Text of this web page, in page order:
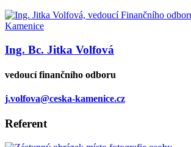
Ing. Bc. Jitka Volfová
vedoucí finančního odboru
j.volfova@ceska-kamenice.cz
Referent